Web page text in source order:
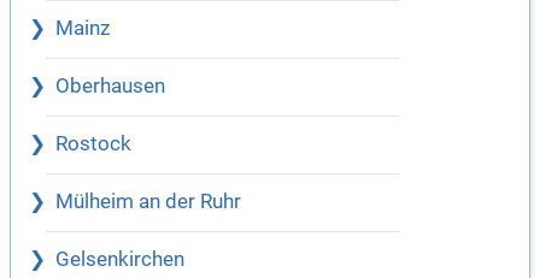
Mainz
Oberhausen
Rostock
Mülheim an der Ruhr
Gelsenkirchen